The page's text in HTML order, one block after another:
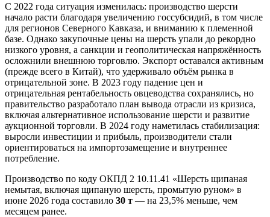
С 2022 года ситуация изменилась: производство шерсти
начало расти благодаря увеличению госсубсидий, в том числе
для регионов Северного Кавказа, и вниманию к племенной
базе. Однако закупочные цены на шерсть упали до рекордно
низкого уровня, а санкции и геополитическая напряжённость
осложнили внешнюю торговлю. Экспорт оставался активным
(прежде всего в Китай), что удерживало объём рынка в
отрицательной зоне. В 2023 году падение цен и
отрицательная рентабельность овцеводства сохранялись, но
правительство разработало план вывода отрасли из кризиса,
включая альтернативное использование шерсти и развитие
аукционной торговли. В 2024 году наметилась стабилизация:
выросли инвестиции и прибыль, производители стали
ориентироваться на импортозамещение и внутреннее
потребление.
Производство по коду ОКПД 2 10.11.41 «Шерсть щипаная
немытая, включая щипаную шерсть, промытую руном» в
июне 2026 года составило 30 т — на 23,5% меньше, чем
месяцем ранее.